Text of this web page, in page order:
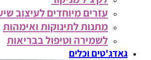
עזרים מיוחדים לעיצוב
מתנות לתינוקות ואימהות
לשמירה וטיפול בבריאות
גאדג'טים וכלים